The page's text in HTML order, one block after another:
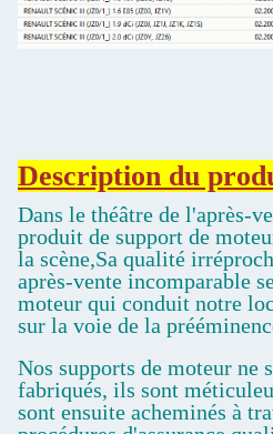
Description du
Dans le théâtre de l'après-
produit de support de
la scène,Sa qualité
après-vente incomparable
moteur qui conduit notre
sur la voie de la
Nos supports de moteur ne
fabriqués, ils sont
sont ensuite acheminés à